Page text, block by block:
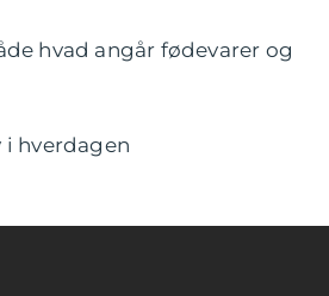
hvad angår fødevarer og
i hverdagen